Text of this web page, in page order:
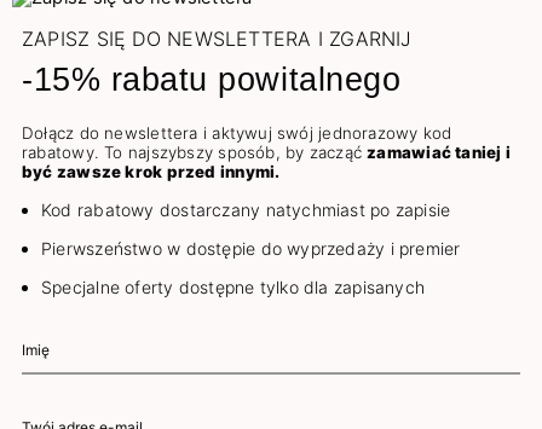
ZAPISZ SIĘ DO NEWSLETTERA I ZGARNIJ
-15% rabatu powitalnego
Dołącz do newslettera i aktywuj swój jednorazowy kod
rabatowy. To najszybszy sposób, by zacząćzamawiać taniej i
być zawsze krok przed innymi.
Kod rabatowy dostarczany natychmiast po zapisie
Pierwszeństwo w dostępie do wyprzedaży i premier
Specjalne oferty dostępne tylko dla zapisanych